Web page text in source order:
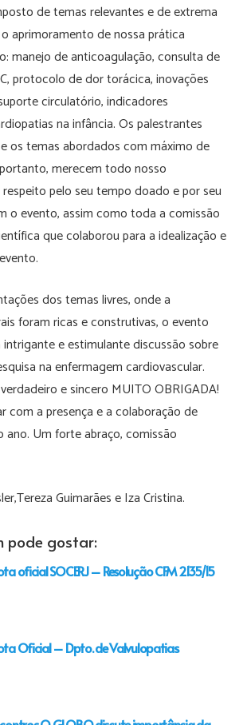
de temas relevantes e de extrema
aprimoramento de nossa prática
manejo de anticoagulação, consulta de
protocolo de dor torácica, inovações
circulatório, indicadores
na infância. Os palestrantes
os temas abordados com máximo de
merecem todo nosso
pelo seu tempo doado e por seu
o evento, assim como toda a comissão
que colaborou para a idealização e
dos temas livres, onde a
foram ricas e construtivas, o evento
e estimulante discussão sobre
na enfermagem cardiovascular.
e sincero MUITO OBRIGADA!
com a presença e a colaboração de
Um forte abraço, comissão
Guimarães e Iza Cristina.
pode gostar:
oficial SOCERJ – Resolução CFM 2135/15
Oficial – Dpto. de Valvulopatias